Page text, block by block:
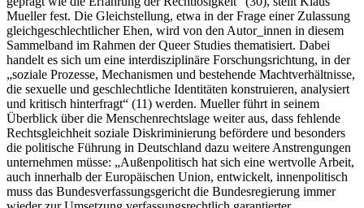
Mueller fest. Die Gleichstellung, etwa in der Frage einer Zulassung
gleichgeschlechtlicher Ehen, wird von den Autor_innen in diesem
Sammelband im Rahmen der Queer Studies thematisiert. Dabei
handelt es sich um eine interdisziplinäre Forschungsrichtung, in der
„soziale Prozesse, Mechanismen und bestehende Machtverhältnisse,
die sexuelle und geschlechtliche Identitäten konstruieren, analysiert
und kritisch hinterfragt“ (11) werden. Mueller führt in seinem
Überblick über die Menschenrechtslage weiter aus, dass fehlende
Rechtsgleichheit soziale Diskriminierung befördere und besonders
die politische Führung in Deutschland dazu weitere Anstrengungen
unternehmen müsse: „Außenpolitisch hat sich eine wertvolle Arbeit,
auch innerhalb der Europäischen Union, entwickelt, innenpolitisch
muss das Bundesverfassungsgericht die Bundesregierung immer